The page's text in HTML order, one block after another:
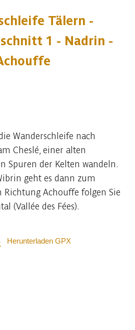
Tälern -
1 - Nadrin -
Wanderschleife nach
Cheslé, einer alten
Spuren der Kelten wandeln.
geht es dann zum
Richtung Achouffe folgen Sie
(Vallée des Fées).
Herunterladen GPX